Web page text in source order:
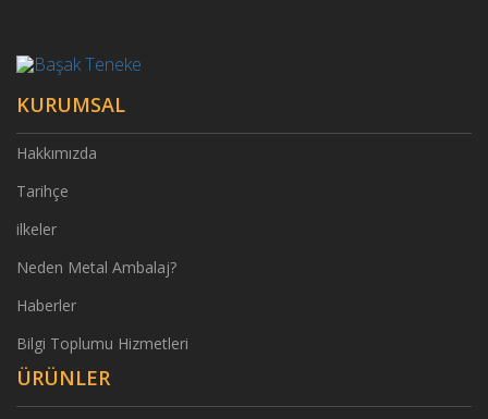
KURUMSAL
Hakkımızda
Tarihçe
ilkeler
Neden Metal Ambalaj?
Haberler
Bilgi Toplumu Hizmetleri
ÜRÜNLER